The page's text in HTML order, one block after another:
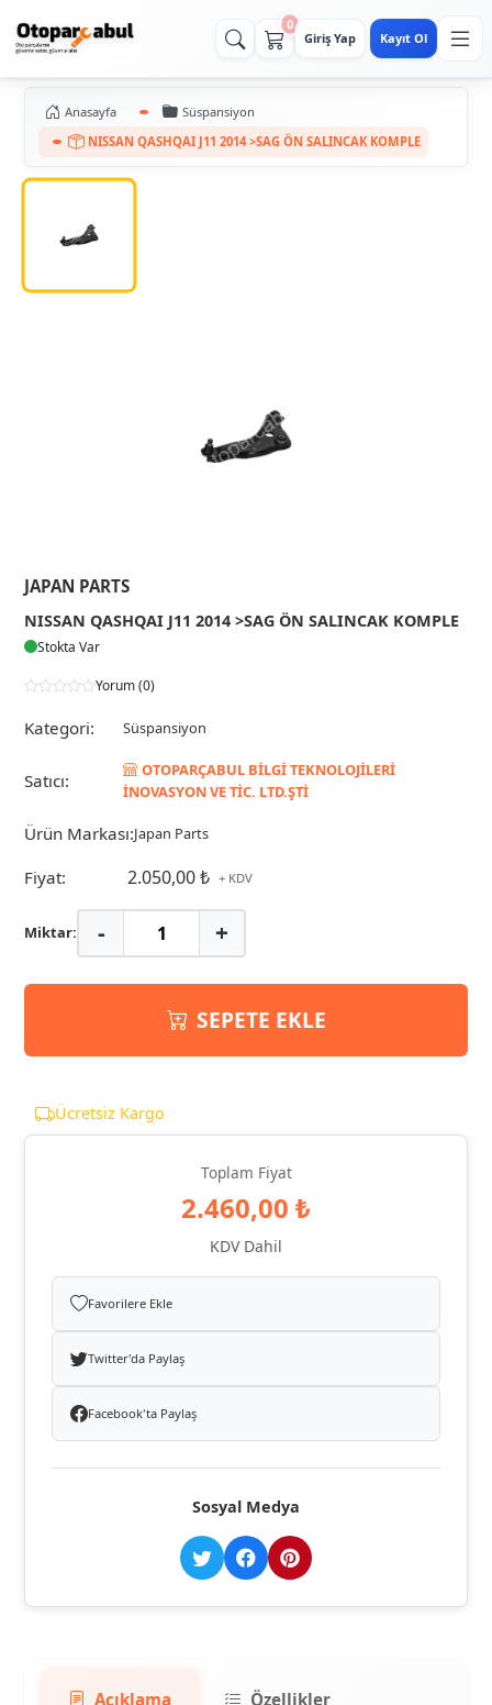
0
Giriş Yap Kayıt Ol
Anasayfa
Süspansiyon
NISSAN QASHQAI J11 2014 >SAG ÖN SALINCAK KOMPLE
JAPAN PARTS
NISSAN QASHQAI J11 2014 >SAG ÖN SALINCAK KOMPLE
Stokta Var
Yorum (0)
Kategori: Süspansiyon
Satıcı:
OTOPARÇABUL BİLGİ TEKNOLOJİLERİ
İNOVASYON VE TİC. LTD.ŞTİ
Ürün Markası:Japan Parts
Fiyat: 2.050,00 ₺ + KDV
Miktar: - +
SEPETE EKLE
Ücretsiz Kargo
Toplam Fiyat
2.460,00 ₺
KDV Dahil
Favorilere Ekle
Twitter'da Paylaş
Facebook'ta Paylaş
Sosyal Medya
Açıklama Özellikler